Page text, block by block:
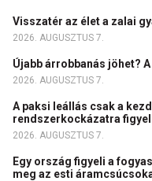
Visszatér az élet a zalai
2026. AUGUSZTUS 7.
Újabb árrobbanás jöhet?
2026. AUGUSZTUS 7.
A paksi leállás csak a
rendszerkockázatra
2026. AUGUSZTUS 7.
Egy ország figyeli a
meg az esti